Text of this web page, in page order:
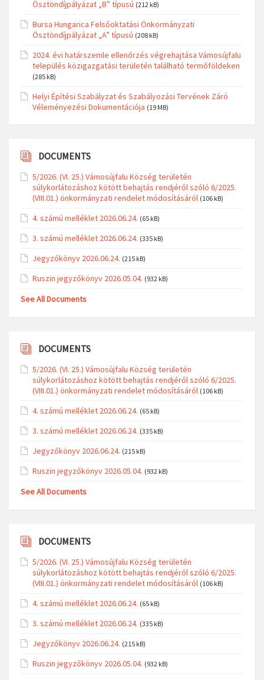
Ösztöndíjpályázat „B” típusú (212 kB)
Bursa Hungarica Felsőoktatási Önkormányzati
Ösztöndíjpályázat „A” típusú (208 kB)
2024. évi határszemle ellenőrzés végrehajtása Vámosújfalu
település közigazgatási területén található termőföldeken
(285 kB)
Helyi Építési Szabályzat és Szabályozási Tervének Záró
Véleményezési Dokumentációja (19 MB)
DOCUMENTS
5/2026. (VI. 25.) Vámosújfalu Község területén
súlykorlátozáshoz kötött behajtás rendjéről szóló 6/2025.
(VIII.01.) önkormányzati rendelet módosításáról (106 kB)
4. számú melléklet 2026.06.24. (65 kB)
3. számú melléklet 2026.06.24. (335 kB)
Jegyzőkönyv 2026.06.24. (215 kB)
Ruszin jegyzőkönyv 2026.05.04. (932 kB)
See All Documents
DOCUMENTS
5/2026. (VI. 25.) Vámosújfalu Község területén
súlykorlátozáshoz kötött behajtás rendjéről szóló 6/2025.
(VIII.01.) önkormányzati rendelet módosításáról (106 kB)
4. számú melléklet 2026.06.24. (65 kB)
3. számú melléklet 2026.06.24. (335 kB)
Jegyzőkönyv 2026.06.24. (215 kB)
Ruszin jegyzőkönyv 2026.05.04. (932 kB)
See All Documents
DOCUMENTS
5/2026. (VI. 25.) Vámosújfalu Község területén
súlykorlátozáshoz kötött behajtás rendjéről szóló 6/2025.
(VIII.01.) önkormányzati rendelet módosításáról (106 kB)
4. számú melléklet 2026.06.24. (65 kB)
3. számú melléklet 2026.06.24. (335 kB)
Jegyzőkönyv 2026.06.24. (215 kB)
Ruszin jegyzőkönyv 2026.05.04. (932 kB)